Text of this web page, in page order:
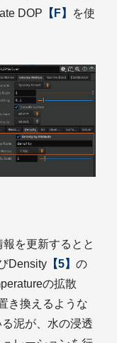
DOP 【F】
を使
を更新するとと
Density 【5】 の
の拡散
き換えるような
泥が、水の浸透